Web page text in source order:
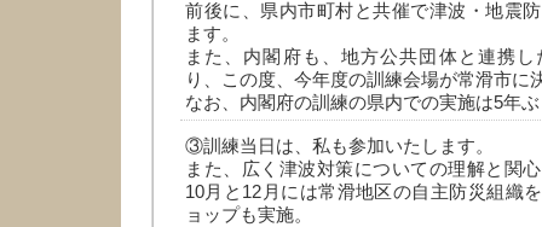
前後に、県内市町村と共催で津波・地震
ます。
また、内閣府も、地方公共団体と連携
り、この度、今年度の訓練会場が常滑市に
なお、内閣府の訓練の県内での実施は5年
③訓練当日は、私も参加いたします。
また、広く津波対策についての理解と関
10月と12月には常滑地区の自主防災組織
ョップも実施。